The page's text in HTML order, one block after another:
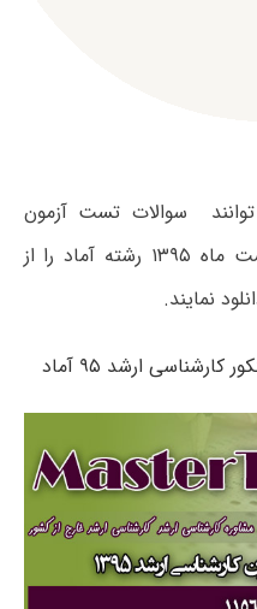
سوالات تست آزمون
کارشناسی ارشد سراسری اردیبهشت ماه ۱۳۹۵ رشته آماد را از
نمایند.
ارشد ۹۵ آماد